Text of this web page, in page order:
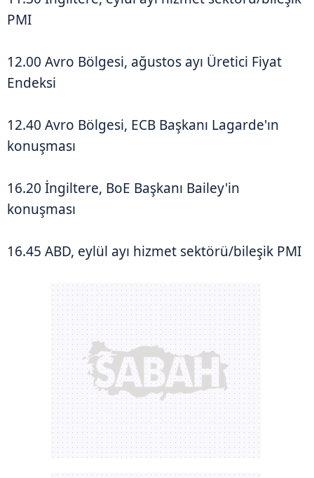
PMI
12.00 Avro Bölgesi, ağustos ayı Üretici Fiyat
Endeksi
12.40 Avro Bölgesi, ECB Başkanı Lagarde'ın
konuşması
16.20 İngiltere, BoE Başkanı Bailey'in
konuşması
16.45 ABD, eylül ayı hizmet sektörü/bileşik PMI